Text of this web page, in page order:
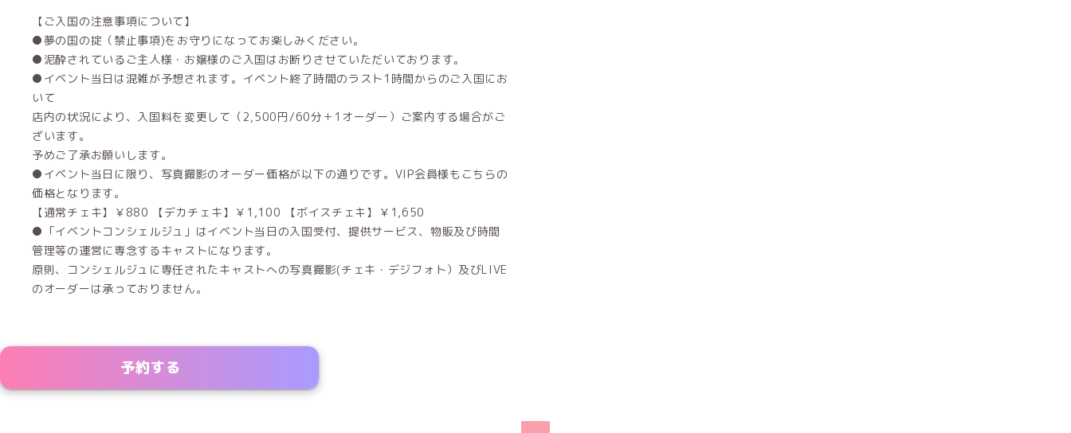
【ご入国の注意事項について】
●夢の国の掟（禁止事項)をお守りになってお楽しみください。
●泥酔されているご主人様・お嬢様のご入国はお断りさせていただいております。
●イベント当日は混雑が予想されます。イベント終了時間のラスト1時間からのご入国にお
いて
店内の状況により、入国料を変更して（2,500円/60分＋1オーダー）ご案内する場合がご
ざいます。
予めご了承お願いします。
●イベント当日に限り、写真撮影のオーダー価格が以下の通りです。VIP会員様もこちらの
価格となります。
【通常チェキ】￥880 【デカチェキ】￥1,100 【ボイスチェキ】￥1,650
●「イベントコンシェルジュ」はイベント当日の入国受付、提供サービス、物販及び時間
管理等の運営に専念するキャストになります。
原則、コンシェルジュに専任されたキャストへの写真撮影(チェキ・デジフォト）及びLIVE
のオーダーは承っておりません。
予約する